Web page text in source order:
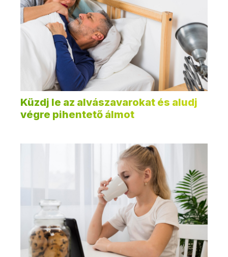
Küzdj le az alvászavarokat és aludj
végre pihentető álmot